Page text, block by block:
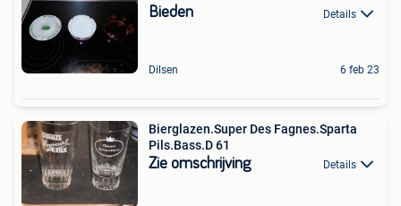
Bieden Details
Dilsen 6 feb 23
Bierglazen.Super Des Fagnes.Sparta
Pils.Bass.D 61
Zie omschrijving Details